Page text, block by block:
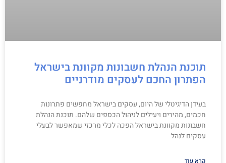
תוכנת הנהלת חשבונות מקוונת בישראל
הפתרון החכם לעסקים מודרניים
בעידן הדיגיטלי של היום, עסקים בישראל מחפשים פתרונות
חכמים, מהירים ויעילים לניהול הכספים שלהם. תוכנת הנהלת
חשבונות מקוונת בישראל הפכה לכלי מרכזי שמאפשר לבעלי
עסקים לנהל
קרא עוד